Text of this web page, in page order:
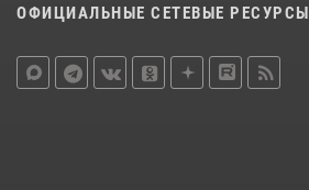
ОФИЦИАЛЬНЫЕ СЕТЕВЫЕ РЕСУРСЫ